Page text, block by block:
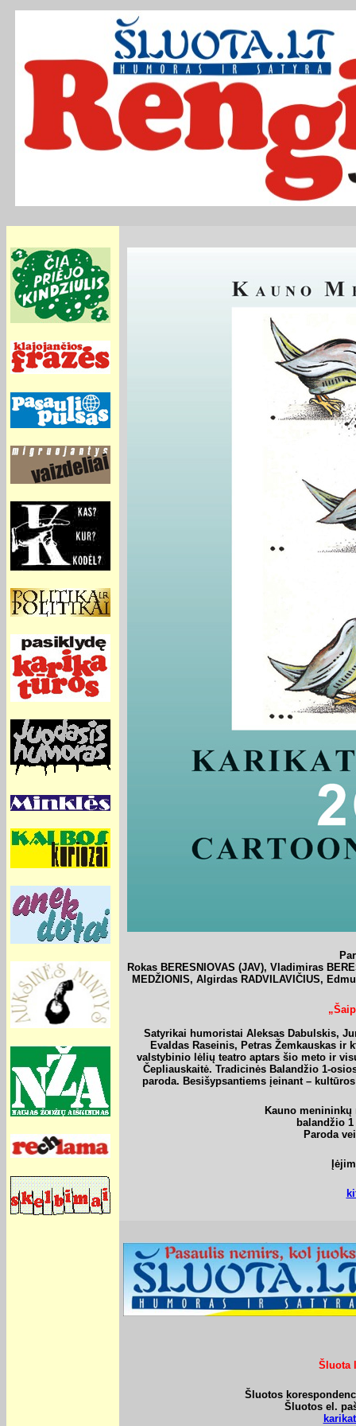
Rokas BERESNIOVAS (JAV), Vladimiras
MEDŽIONIS, Algirdas RADVILAVIČIUS,
Satyrikai humoristai Aleksas Dabulskis,
Evaldas Raseinis, Petras Žemkauskas ir
valstybinio lėlių teatro aptars šio meto ir
Čepliauskaitė. Tradicinės Balandžio 1-
paroda. Besišypsantiems įeinant –
Kauno menininkų
balandžio
Paroda
Šluota
Šluotos
Šluotos el.